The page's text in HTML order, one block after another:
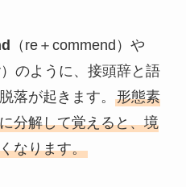
（re＋commend）や
のように、接頭辞と語
落が起きます。 形態素
分解して覚えると、境
なります。